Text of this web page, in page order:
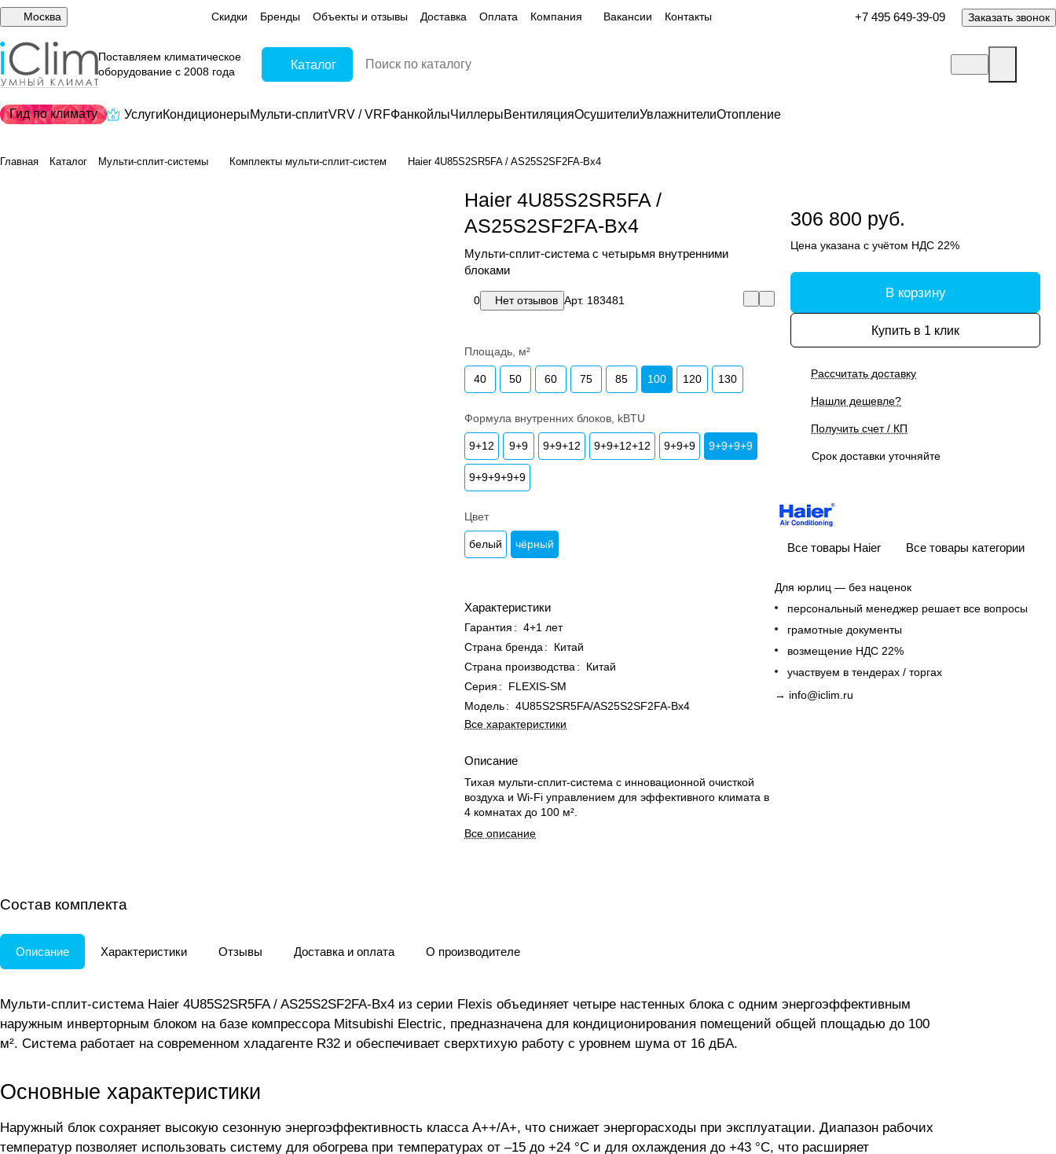
Москва Скидки Бренды Объекты и отзывы Доставка Оплата Компания Вакансии Контакты +7 495 649-39-09 Заказать звонок
Поставляем климатическое
оборудование с 2008 года
Каталог
Гид по климату УслугиКондиционерыМульти-сплитVRV / VRFФанкойлыЧиллерыВентиляцияОсушителиУвлажнителиОтопление
Главная Каталог Мульти-сплит-системы Комплекты мульти-сплит-систем Haier 4U85S2SR5FA / AS25S2SF2FA-Bx4
Haier 4U85S2SR5FA /
AS25S2SF2FA-Bx4
Мульти-сплит-система с четырьмя внутренними
блоками
0 Нет отзывов Арт. 183481
Площадь, м²
40 50 60 75 85 100 120 130
Формула внутренних блоков, kBTU
9+12 9+9 9+9+12 9+9+12+12 9+9+9 9+9+9+9
9+9+9+9+9
Цвет
белый чёрный
Характеристики
Гарантия : 4+1 лет
Страна бренда :
Китай
Страна производства :
Китай
Серия :
FLEXIS-SM
Модель: 4U85S2SR5FA/AS25S2SF2FA-Bx4
Все характеристики
Описание
Тихая мульти-сплит-система с инновационной очисткой
воздуха и Wi-Fi управлением для эффективного климата в
4 комнатах до 100 м².
Все описание
306 800 руб.
Цена указана с учётом НДС 22%
В корзину
Купить в 1 клик
Рассчитать доставку
Нашли дешевле?
Получить счет / КП
Срок доставки уточняйте
Все товары Haier Все товары категории
Для юрлиц — без наценок
персональный менеджер решает все вопросы
грамотные документы
возмещение НДС 22%
участвуем в тендерах / торгах
→ info@iclim.ru
Состав комплекта
Описание Характеристики Отзывы Доставка и оплата О производителе
Мульти-сплит-система Haier 4U85S2SR5FA / AS25S2SF2FA-Bx4 из серии Flexis объединяет четыре настенных блока с одним энергоэффективным
наружным инверторным блоком на базе компрессора Mitsubishi Electric, предназначена для кондиционирования помещений общей площадью до 100
м². Система работает на современном хладагенте R32 и обеспечивает сверхтихую работу с уровнем шума от 16 дБА.
Основные характеристики
Наружный блок сохраняет высокую сезонную энергоэффективность класса А++/А+, что снижает энергорасходы при эксплуатации. Диапазон рабочих
температур позволяет использовать систему для обогрева при температурах от –15 до +24 °C и для охлаждения до +43 °C, что расширяет